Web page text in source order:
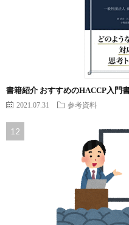
書籍紹介 おすすめのHACCP入門
2021.07.31 参考資料